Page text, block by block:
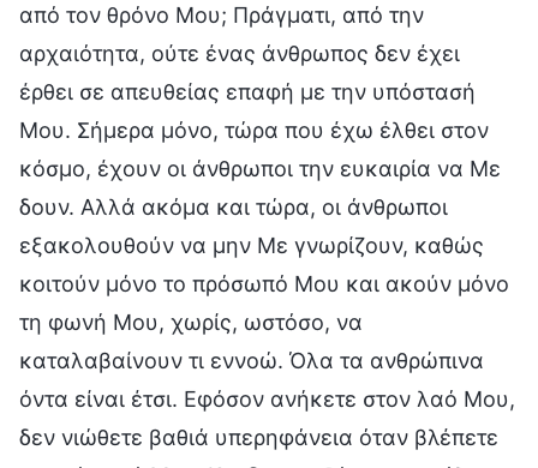
από τον θρόνο Μου; Πράγματι, από την
αρχαιότητα, ούτε ένας άνθρωπος δεν έχει
έρθει σε απευθείας επαφή με την υπόστασή
Μου. Σήμερα μόνο, τώρα που έχω έλθει στον
κόσμο, έχουν οι άνθρωποι την ευκαιρία να Με
δουν. Αλλά ακόμα και τώρα, οι άνθρωποι
εξακολουθούν να μην Με γνωρίζουν, καθώς
κοιτούν μόνο το πρόσωπό Μου και ακούν μόνο
τη φωνή Μου, χωρίς, ωστόσο, να
καταλαβαίνουν τι εννοώ. Όλα τα ανθρώπινα
όντα είναι έτσι. Εφόσον ανήκετε στον λαό Μου,
δεν νιώθετε βαθιά υπερηφάνεια όταν βλέπετε